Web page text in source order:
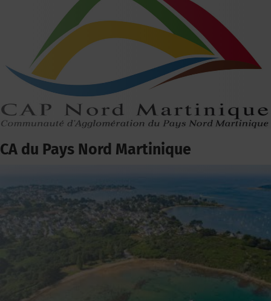
CA du Pays Nord Martinique